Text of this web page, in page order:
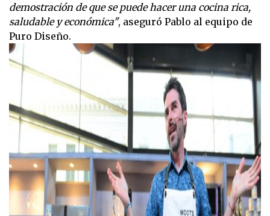
demostración de que se puede hacer una cocina rica,
saludable y económica", aseguró Pablo al equipo de
Puro Diseño.